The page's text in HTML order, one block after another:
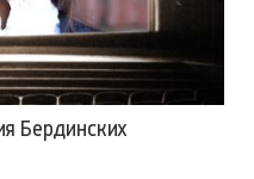
Бердинских